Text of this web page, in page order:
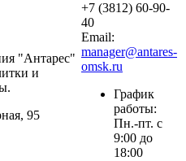
"Антарес"
и
95
+7 (3812) 60-90-
40
Email:
manager@antares-
omsk.ru
График
работы:
Пн.-пт. с
9:00 до
18:00